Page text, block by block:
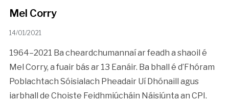
Mel Corry
14/01/2021
1964–2021 Ba cheardchumannaí ar feadh a shaoil é
Mel Corry, a fuair bás ar 13 Eanáir. Ba bhall é d’Fhóram
Poblachtach Sóisialach Pheadair Uí Dhónaill agus
iarbhall de Choiste Feidhmiúcháin Náisiúnta an CPI.